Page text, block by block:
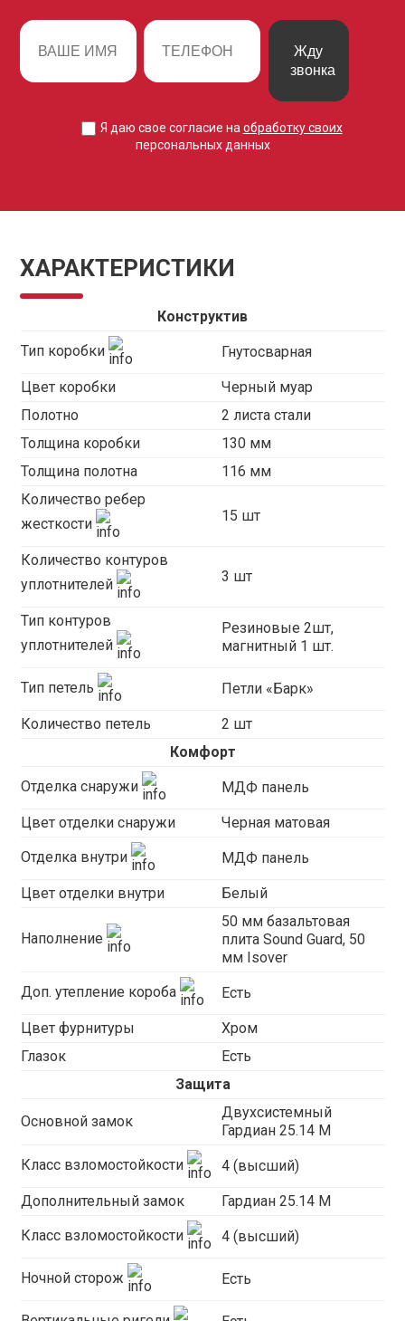
Жду
звонка
Я даю свое согласие на обработку своих
персональных данных
ХАРАКТЕРИСТИКИ
Конструктив
Тип коробки Гнутосварная
Цвет коробки
Черный муар
Полотно
2 листа стали
Толщина коробки
130 мм
Толщина полотна
116 мм
Количество ребер
жесткости
15 шт
Количество контуров
уплотнителей
3 шт
Тип контуров
уплотнителей
Резиновые 2шт,
магнитный 1 шт.
Тип петель Петли «Барк»
Количество петель
2 шт
Комфорт
Отделка снаружи МДФ панель
Цвет отделки снаружи Черная матовая
Отделка внутри МДФ панель
Цвет отделки внутри Белый
Наполнение
50 мм базальтовая
плита Sound Guard, 50
мм Isover
Доп. утепление короба Есть
Цвет фурнитуры
Хром
Глазок
Есть
Защита
Основной замок
Двухсистемный
Гардиан 25.14 М
Класс взломостойкости 4 (высший)
Дополнительный замок Гардиан 25.14 М
Класс взломостойкости 4 (высший)
Ночной сторож Есть